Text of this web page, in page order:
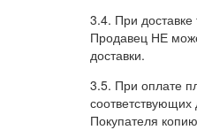
3.4. При
Продавец НЕ
доставки.
3.5. При оплате
Покупателя